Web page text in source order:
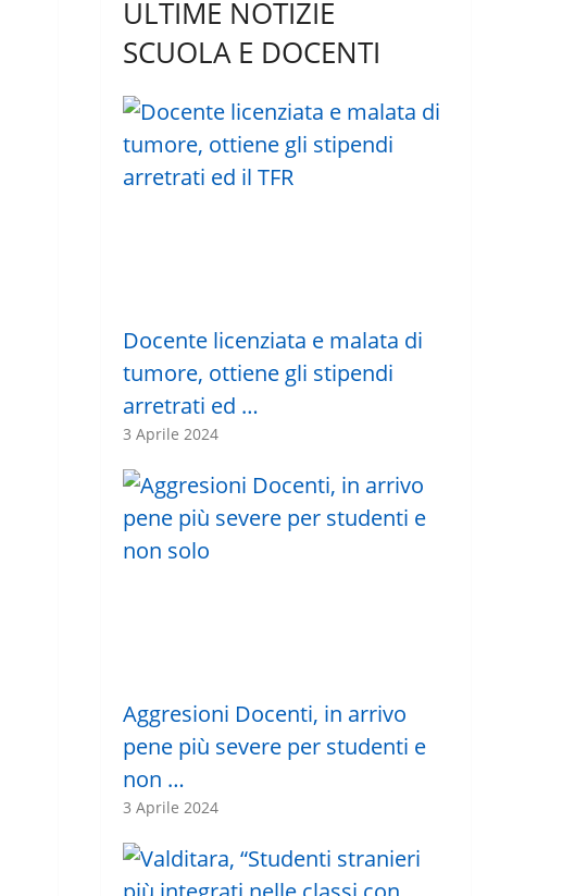
ULTIME NOTIZIE
SCUOLA E DOCENTI
Docente licenziata e malata di
tumore, ottiene gli stipendi
arretrati ed …
3 Aprile 2024
Aggresioni Docenti, in arrivo
pene più severe per studenti e
non …
3 Aprile 2024